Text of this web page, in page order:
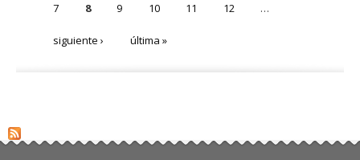
7 8 9 10 11 12 …
siguiente › última »